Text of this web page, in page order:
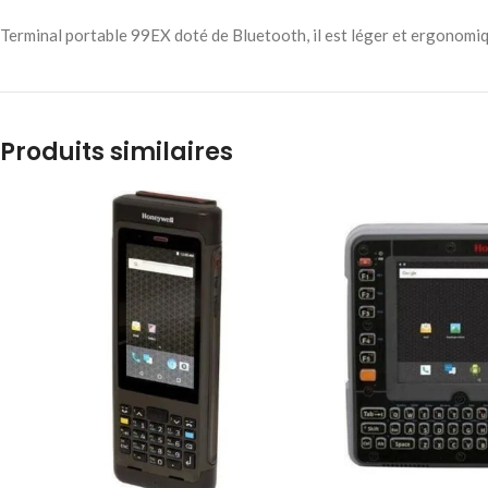
Terminal portable 99EX doté de Bluetooth, il est léger et
Produits similaires